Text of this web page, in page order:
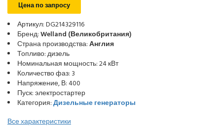
Цена по запросу
Артикул: DG214329116
Бренд:Welland (Великобритания)
Страна производства:Англия
Топливо: дизель
Номинальная мощность: 24 кВт
Количество фаз: 3
Напряжение, В: 400
Пуск: электростартер
Категория:Дизельные генераторы
Все характеристики